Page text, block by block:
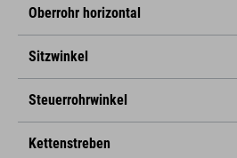
Oberrohr horizontal
Sitzwinkel
Steuerrohrwinkel
Kettenstreben